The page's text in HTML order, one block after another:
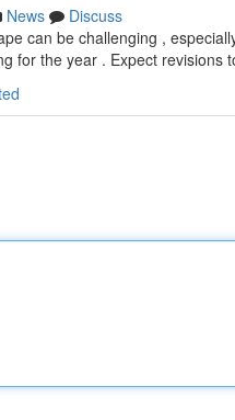
News
Discuss
can be challenging ,
for the year . Expect revisions